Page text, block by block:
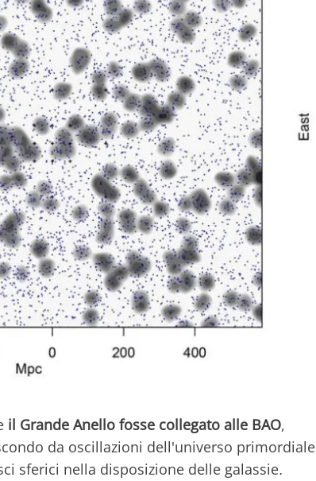
il Grande Anello fosse collegato alle BAO,
da oscillazioni dell'universo primordiale
sferici nella disposizione delle galassie.